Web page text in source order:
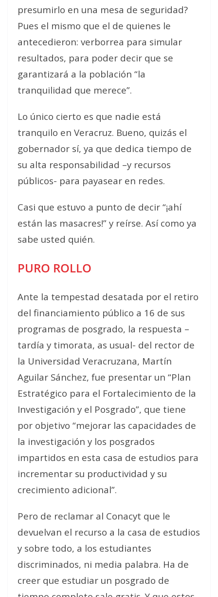
presumirlo en una mesa de seguridad?
Pues el mismo que el de quienes le
antecedieron: verborrea para simular
resultados, para poder decir que se
garantizará a la población “la
tranquilidad que merece”.
Lo único cierto es que nadie está
tranquilo en Veracruz. Bueno, quizás el
gobernador sí, ya que dedica tiempo de
su alta responsabilidad –y recursos
públicos- para payasear en redes.
Casi que estuvo a punto de decir “¡ahí
están las masacres!” y reírse. Así como ya
sabe usted quién.
PURO ROLLO
Ante la tempestad desatada por el retiro
del financiamiento público a 16 de sus
programas de posgrado, la respuesta –
tardía y timorata, as usual- del rector de
la Universidad Veracruzana, Martín
Aguilar Sánchez, fue presentar un “Plan
Estratégico para el Fortalecimiento de la
Investigación y el Posgrado”, que tiene
por objetivo “mejorar las capacidades de
la investigación y los posgrados
impartidos en esta casa de estudios para
incrementar su productividad y su
crecimiento adicional”.
Pero de reclamar al Conacyt que le
devuelvan el recurso a la casa de estudios
y sobre todo, a los estudiantes
discriminados, ni media palabra. Ha de
creer que estudiar un posgrado de